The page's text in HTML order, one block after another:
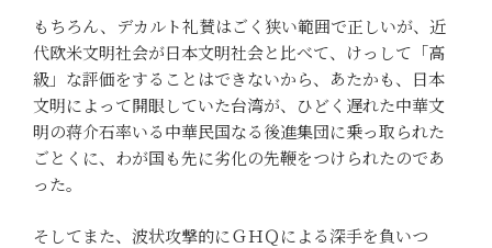
もちろん、デカルト礼賛はごく狭い範囲で正しいが、近
代欧米文明社会が日本文明社会と比べて、けっして「高
級」な評価をすることはできないから、あたかも、日本
文明によって開眼していた台湾が、ひどく遅れた中華文
明の蒋介石率いる中華民国なる後進集団に乗っ取られた
ごとくに、わが国も先に劣化の先鞭をつけられたのであ
った。
そしてまた、波状攻撃的にＧＨＱによる深手を負いつ